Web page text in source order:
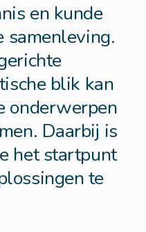
en kunde
samenleving.
blik kan
onderwerpen
Daarbij is
het startpunt
te